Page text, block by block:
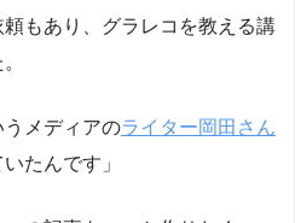
もあり、グラレコを教える講
うメディアのライター岡田さん
たんです」